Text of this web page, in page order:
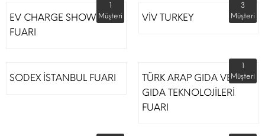
EV CHARGE SHOW
FUARI
1
Müşteri
VİV TURKEY
3
Müşteri
SODEX İSTANBUL FUARI
TÜRK ARAP GIDA VE
GIDA TEKNOLOJİLERİ
FUARI
1
Müşteri